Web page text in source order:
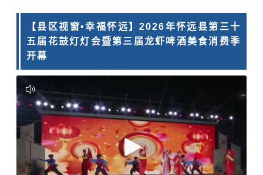
【县区视窗•幸福怀远】2026年怀远县第三十
五届花鼓灯灯会暨第三届龙虾啤酒美食消费季
开幕